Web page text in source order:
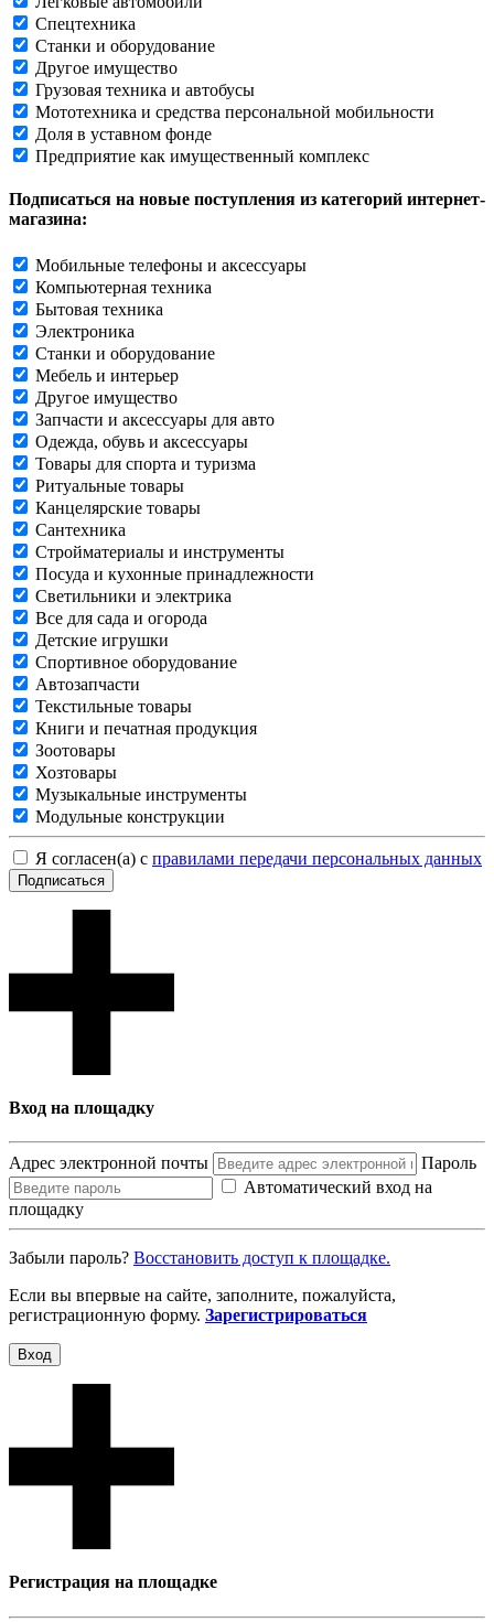
Спецтехника
Станки и оборудование
Другое имущество
Грузовая техника и автобусы
Мототехника и средства персональной мобильности
Доля в уставном фонде
Предприятие как имущественный комплекс
Подписаться на новые поступления из категорий интернет-
магазина:
Мобильные телефоны и аксессуары
Компьютерная техника
Бытовая техника
Электроника
Станки и оборудование
Мебель и интерьер
Другое имущество
Запчасти и аксессуары для авто
Одежда, обувь и аксессуары
Товары для спорта и туризма
Ритуальные товары
Канцелярские товары
Сантехника
Стройматериалы и инструменты
Посуда и кухонные принадлежности
Светильники и электрика
Все для сада и огорода
Детские игрушки
Спортивное оборудование
Автозапчасти
Текстильные товары
Книги и печатная продукция
Зоотовары
Хозтовары
Музыкальные инструменты
Модульные конструкции
Я согласен(а) с правилами передачи персональных данных
Подписаться
Вход на площадку
Адрес электронной почты
Пароль
Автоматический вход на
площадку
Забыли пароль? Восcтановить доступ к площадке.
Если вы впервые на сайте, заполните, пожалуйста,
регистрационную форму. Зарегистрироваться
Вход
Регистрация на площадке